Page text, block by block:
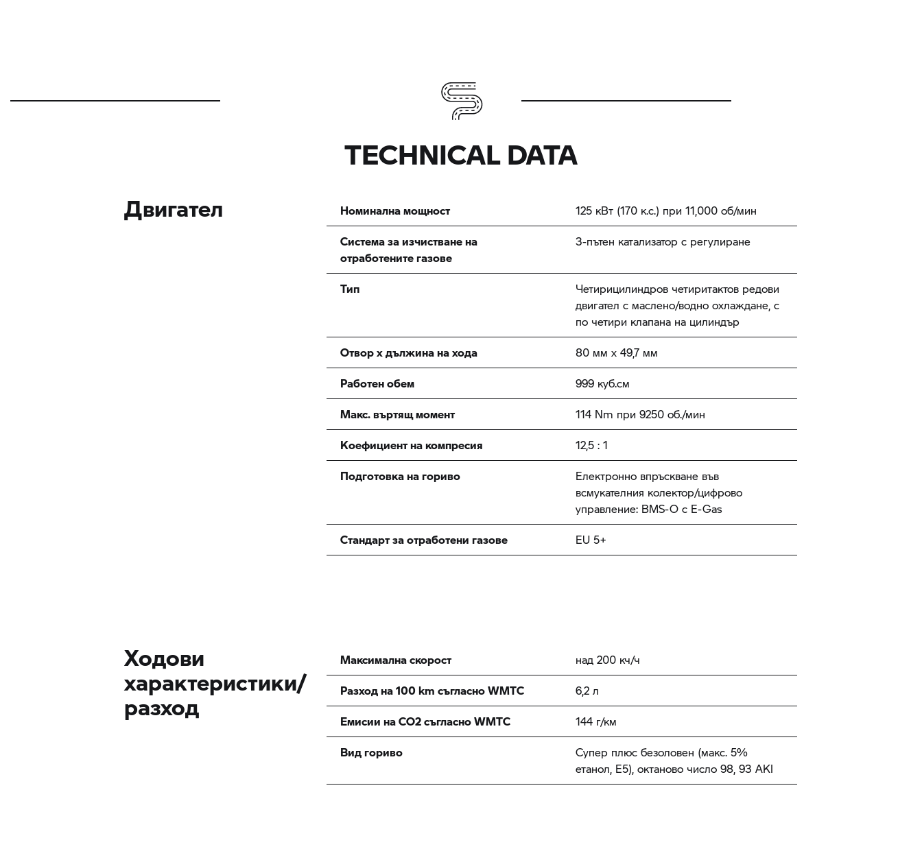
TECHNICAL DATA
Двигател Номинална мощност
125 кВт (170 к.с.) при 11,000 об/мин
Система за изчистване на
отработените газове
3-пътен катализатор с регулиране
Тип
Четирицилиндров четиритактов редови
двигател с маслено/водно охлаждане, с
по четири клапана на цилиндър
Отвор x дължина на хода
80 мм x 49,7 мм
Работен обем
999 куб.см
Макс. въртящ момент
114 Nm при 9250 об./мин
Коефициент на компресия
12,5 : 1
Подготовка на гориво
Електронно впръскване във
всмукателния колектор/цифрово
управление: BMS-O с E-Gas
Стандарт за отработени газове
EU 5+
Ходови
характеристики/
разход
Максимална скорост
над 200 кч/ч
Разход на 100 km съгласно WMTC
6,2 л
Емисии на CO2 съгласно WMTC
144 г/км
Вид гориво
Супер плюс безоловен (макс. 5%
етанол, E5), октаново число 98, 93 AKI